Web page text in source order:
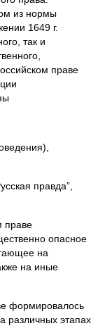
из нормы
1649 г.
так и
праве
правда”,
праве
опасное
на
на иные
формировалось
различных этапах